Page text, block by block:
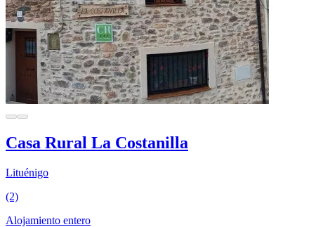
Casa Rural La Costanilla
Lituénigo
(2)
Alojamiento entero